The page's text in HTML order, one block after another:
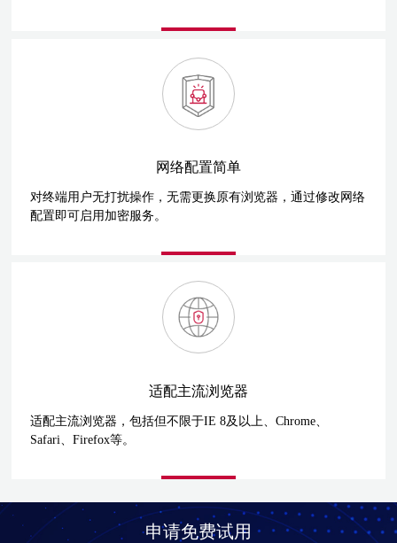
网络配置简单
对终端用户无打扰操作，无需更换原有浏览器，通过修改网络
配置即可启用加密服务。
适配主流浏览器
适配主流浏览器，包括但不限于IE 8及以上、Chrome、
Safari、Firefox等。
申请免费试用